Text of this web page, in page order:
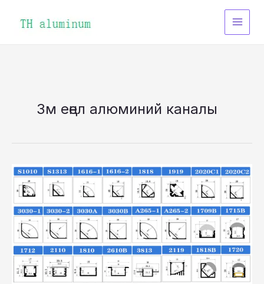
һикерегеҙ
3м еңел алюминий каналы